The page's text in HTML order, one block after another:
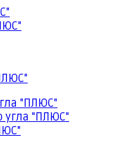
"ПЛЮС"
угла "ПЛЮС"